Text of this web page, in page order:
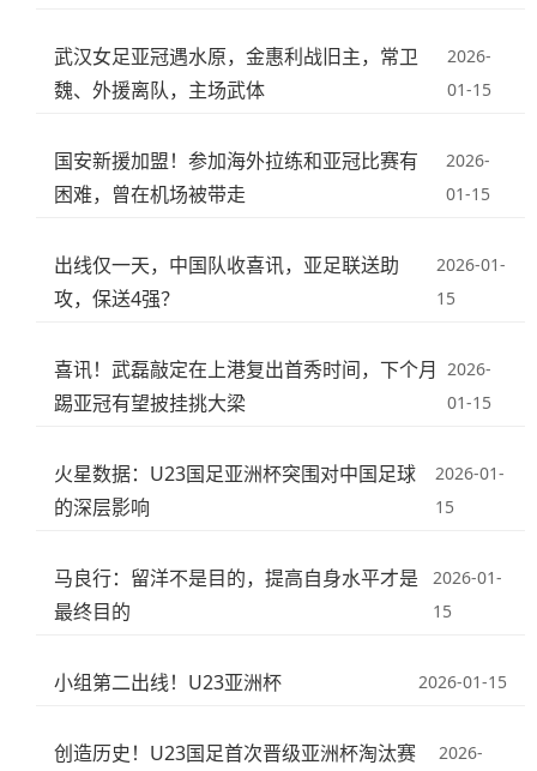
武汉女足亚冠遇水原，金惠利战旧主，常卫
魏、外援离队，主场武体
2026-
01-15
国安新援加盟！参加海外拉练和亚冠比赛有
困难，曾在机场被带走
2026-
01-15
出线仅一天，中国队收喜讯，亚足联送助
攻，保送4强？
2026-01-
15
喜讯！武磊敲定在上港复出首秀时间，下个月
踢亚冠有望披挂挑大梁
2026-
01-15
火星数据：U23国足亚洲杯突围对中国足球
的深层影响
2026-01-
15
马良行：留洋不是目的，提高自身水平才是
最终目的
2026-01-
15
小组第二出线！U23亚洲杯 2026-01-15
创造历史！U23国足首次晋级亚洲杯淘汰赛
2026-